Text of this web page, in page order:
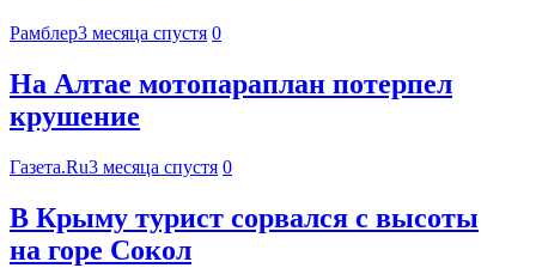
Рамблер3 месяца спустя 0
На Алтае мотопараплан потерпел
крушение
Газета.Ru3 месяца спустя 0
В Крыму турист сорвался с высоты
на горе Сокол